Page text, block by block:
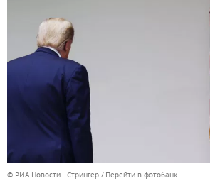
© РИА Новости . Стрингер Перейти в фотобанк